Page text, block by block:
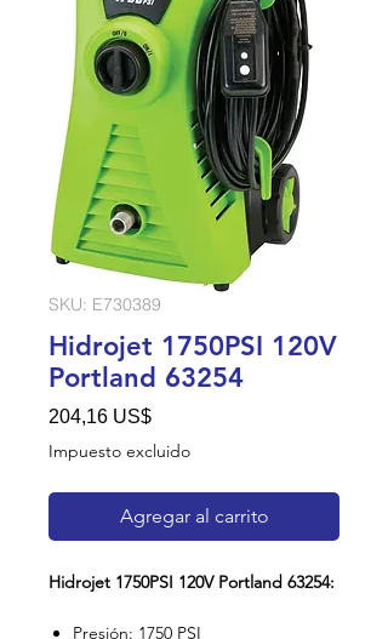
SKU: E730389
Hidrojet 1750PSI 120V
Portland 63254
204,16 US$Precio
Impuesto excluido
Agregar al carrito
Hidrojet 1750PSI 120V Portland 63254:
Presión: 1750 PSI